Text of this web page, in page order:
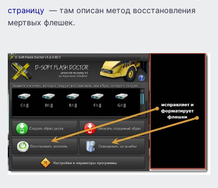
страницу — там описан метод восстановления
мертвых флешек.